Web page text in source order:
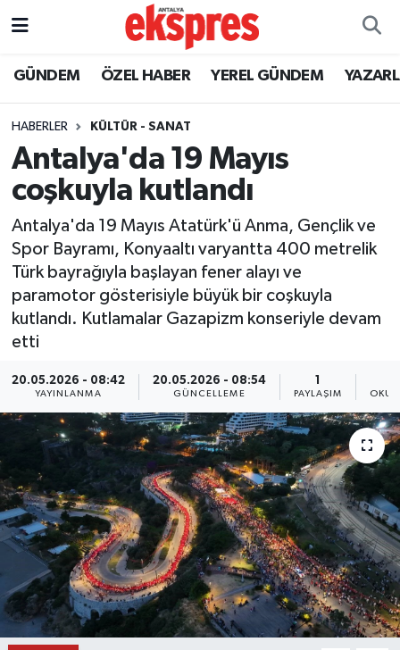
GÜNDEM ÖZEL HABER YEREL GÜNDEM
HABERLER KÜLTÜR - SANAT
Antalya'da 19 Mayıs
coşkuyla kutlandı
Antalya'da 19 Mayıs Atatürk'ü Anma, Gençlik ve
Spor Bayramı, Konyaaltı varyantta 400 metrelik
Türk bayrağıyla başlayan fener alayı ve
paramotor gösterisiyle büyük bir coşkuyla
kutlandı. Kutlamalar Gazapizm konseriyle devam
etti
20.05.2026 - 08:42
YAYINLANMA
20.05.2026 - 08:54
GÜNCELLEME
1
PAYLAŞIM
ÖZEL HABER
YEREL GÜNDEM
EKONOMİ
KÜLTÜR - SANAT
SPOR
SAĞLIK
DÜNYA
EĞİTİM
TURİZM
RÖPORTAJ
VİDEO HABERLER
Nöbetçi Eczaneler
Trafik Durumu
Süper Lig Puan Durumu ve Fikstür
Tüm Manşetler
Son Dakika Haberleri